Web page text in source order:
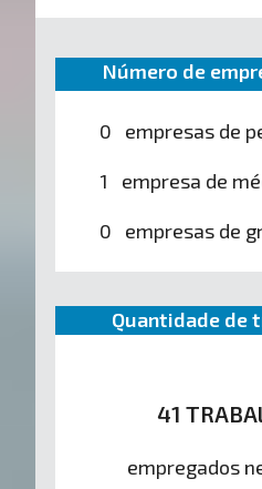
Número de
0 empresas de
1 empresa de
0 empresas de
Quantidade de
41
empregados